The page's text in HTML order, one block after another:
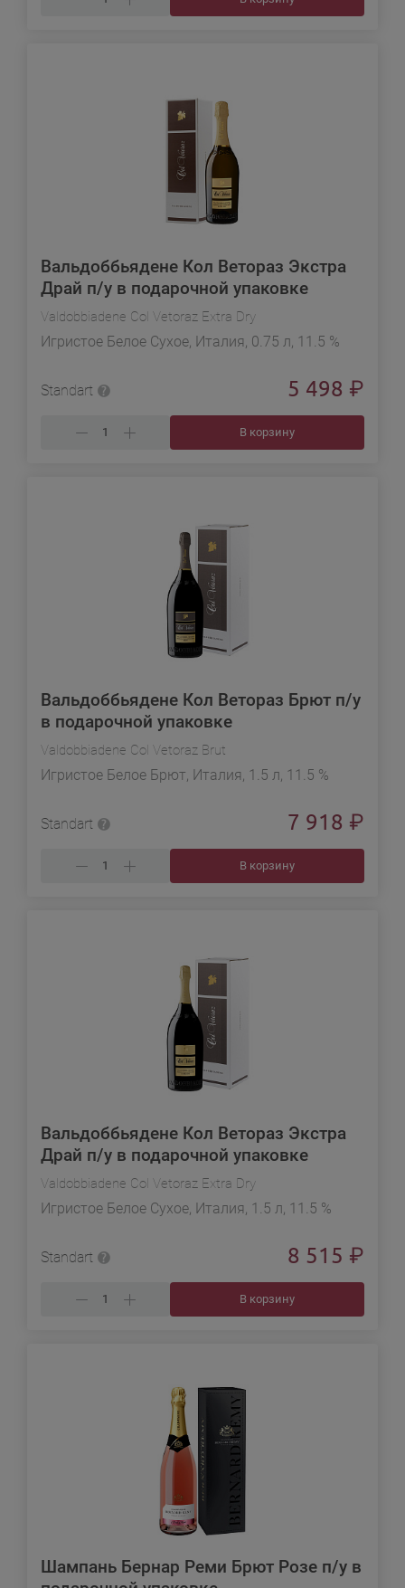
Вальдоббьядене Кол Ветораз Экстра
Драй п/у в подарочной упаковке
Valdobbiadene Col Vetoraz Extra Dry
Игристое Белое Сухое, Италия, 0.75 л, 11.5 %
Standart 5 498 ₽
В корзину
Вальдоббьядене Кол Ветораз Брют п/у
в подарочной упаковке
Valdobbiadene Col Vetoraz Brut
Игристое Белое Брют, Италия, 1.5 л, 11.5 %
Standart 7 918 ₽
В корзину
Вальдоббьядене Кол Ветораз Экстра
Драй п/у в подарочной упаковке
Valdobbiadene Col Vetoraz Extra Dry
Игристое Белое Сухое, Италия, 1.5 л, 11.5 %
Standart 8 515 ₽
В корзину
Шампань Бернар Реми Брют Розе п/у в